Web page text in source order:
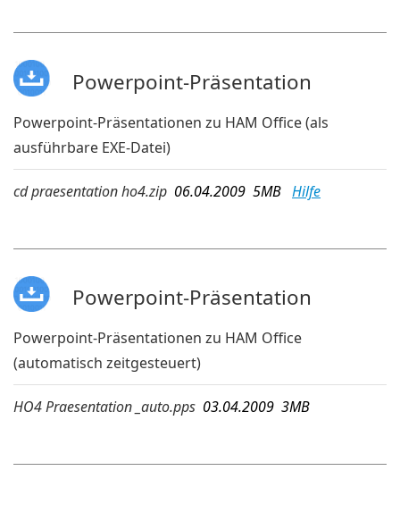
Powerpoint-Präsentation
Powerpoint-Präsentationen zu HAM Office (als
ausführbare EXE-Datei)
cd praesentation ho4.zip 06.04.2009 5MB Hilfe
Powerpoint-Präsentation
Powerpoint-Präsentationen zu HAM Office
(automatisch zeitgesteuert)
HO4 Praesentation _auto.pps 03.04.2009 3MB